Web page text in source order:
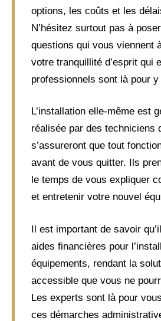
options, les coûts et les
N’hésitez surtout pas à
questions qui vous viennent
votre tranquillité d’esprit qui
professionnels sont là pour y
L’installation elle-même est
réalisée par des techniciens
s’assureront que tout
avant de vous quitter. Ils
le temps de vous expliquer
et entretenir votre nouvel
Il est important de savoir
aides financières pour
équipements, rendant la
accessible que vous ne
Les experts sont là pour
ces démarches